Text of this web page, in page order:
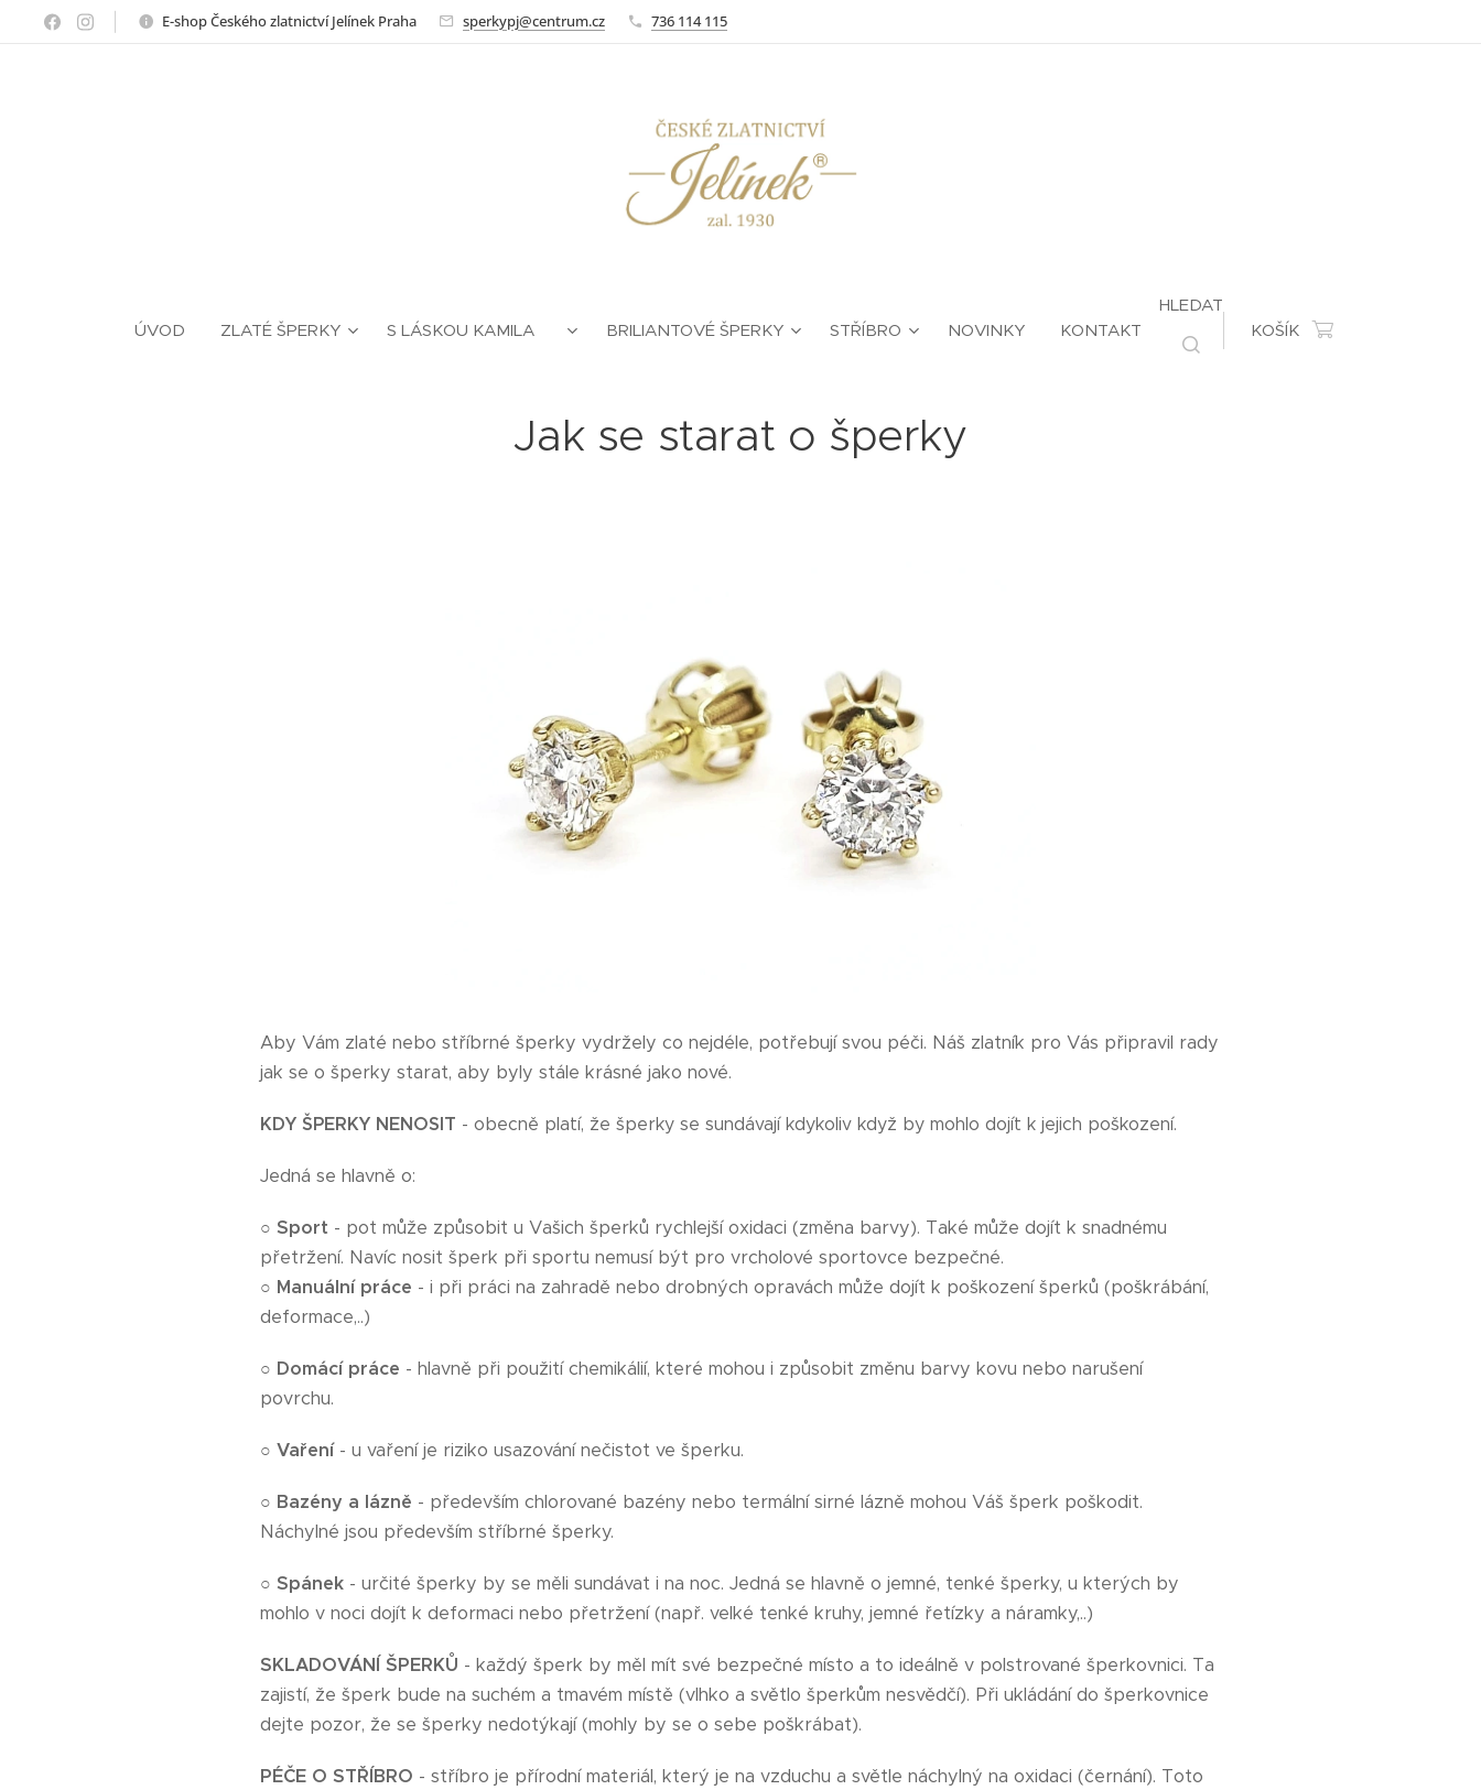
E-shop Českého zlatnictví Jelínek Praha sperkypj@centrum.cz 736 114 115
ÚVOD ZLATÉ ŠPERKY S LÁSKOU KAMILA ❤ BRILIANTOVÉ ŠPERKY STŘÍBRO NOVINKY KONTAKT
HLEDAT
KOŠÍK
Jak se starat o šperky
Aby Vám zlaté nebo stříbrné šperky vydržely co nejdéle, potřebují svou péči. Náš zlatník pro Vás připravil rady
jak se o šperky starat, aby byly stále krásné jako nové.
KDY ŠPERKY NENOSIT - obecně platí, že šperky se sundávají kdykoliv když by mohlo dojít k jejich poškození.
Jedná se hlavně o:
○ Sport - pot může způsobit u Vašich šperků rychlejší oxidaci (změna barvy). Také může dojít k snadnému
přetržení. Navíc nosit šperk při sportu nemusí být pro vrcholové sportovce bezpečné.
○ Manuální práce - i při práci na zahradě nebo drobných opravách může dojít k poškození šperků (poškrábání,
deformace,..)
○ Domácí práce - hlavně při použití chemikálií, které mohou i způsobit změnu barvy kovu nebo narušení
povrchu.
○ Vaření- u vaření je riziko usazování nečistot ve šperku.
○ Bazény a lázně - především chlorované bazény nebo termální sirné lázně mohou Váš šperk poškodit.
Náchylné jsou především stříbrné šperky.
○ Spánek - určité šperky by se měli sundávat i na noc. Jedná se hlavně o jemné, tenké šperky, u kterých by
mohlo v noci dojít k deformaci nebo přetržení (např. velké tenké kruhy, jemné řetízky a náramky,..)
SKLADOVÁNÍ ŠPERKŮ - každý šperk by měl mít své bezpečné místo a to ideálně v polstrované šperkovnici. Ta
zajistí, že šperk bude na suchém a tmavém místě (vlhko a světlo šperkům nesvědčí). Při ukládání do šperkovnice
dejte pozor, že se šperky nedotýkají (mohly by se o sebe poškrábat).
PÉČE O STŘÍBRO - stříbro je přírodní materiál, který je na vzduchu a světle náchylný na oxidaci (černání). Toto